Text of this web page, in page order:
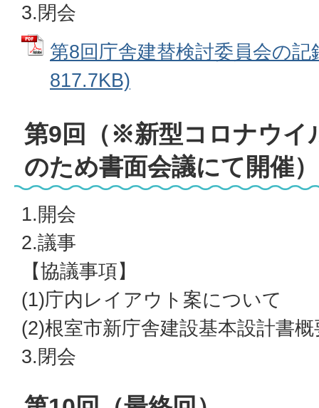
3.閉会
第8回庁舎建替検討委員会の
817.7KB)
第9回（※新型コロナウイ
のため書面会議にて開催）
1.開会
2.議事
【協議事項】
(1)庁内レイアウト案について
(2)根室市新庁舎建設基本設計書
3.閉会